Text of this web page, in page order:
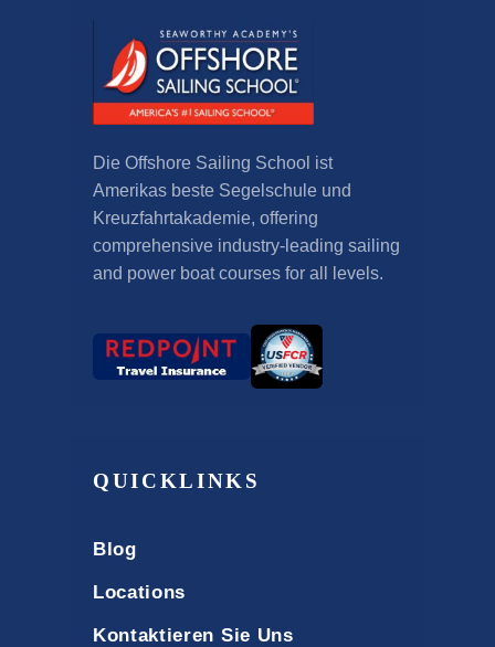
Die Offshore Sailing School ist
Amerikas beste Segelschule und
Kreuzfahrtakademie, offering
comprehensive industry-leading sailing
and power boat courses for all levels.
QUICKLINKS
Blog
Locations
Kontaktieren Sie Uns